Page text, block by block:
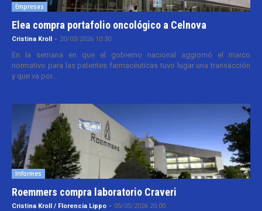
Empresas
Elea compra portafolio oncológico a Celnova
Cristina Kroll - 20/03/2026 10:30
En la semana en que el gobierno nacional aggiornó el marco
normativo para las patentes farmacéuticas tuvo lugar una transacción
y que va por...
Informes
Roemmers compra laboratorio Craveri
Cristina Kroll / Florencia Lippo - 05/05/2026 20:00